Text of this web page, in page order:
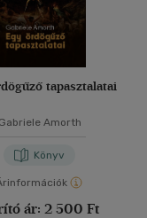
tapasztalatai
Gabriele Amorth
Könyv
ár: 2 500 Ft